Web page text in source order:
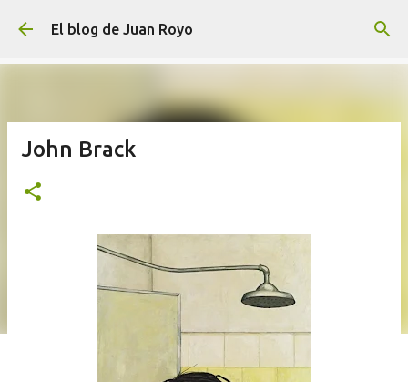
Ir al contenido principal
El blog de Juan Royo
John Brack